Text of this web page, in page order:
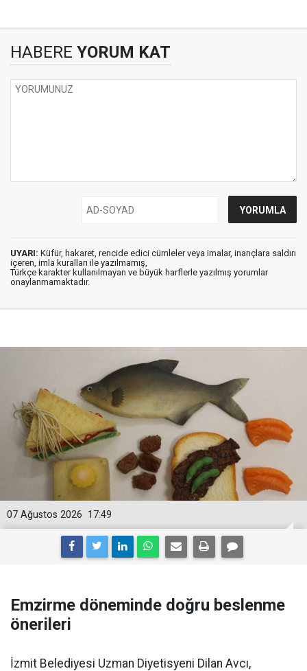
HABERE YORUM KAT
UYARI: Küfür, hakaret, rencide edici cümleler veya imalar, inançlara saldırı
içeren, imla kuralları ile yazılmamış,
Türkçe karakter kullanılmayan ve büyük harflerle yazılmış yorumlar
onaylanmamaktadır.
17:49
07 Ağustos 2026
Emzirme döneminde doğru beslenme
önerileri
İzmit Belediyesi Uzman Diyetisyeni Dilan Avcı,